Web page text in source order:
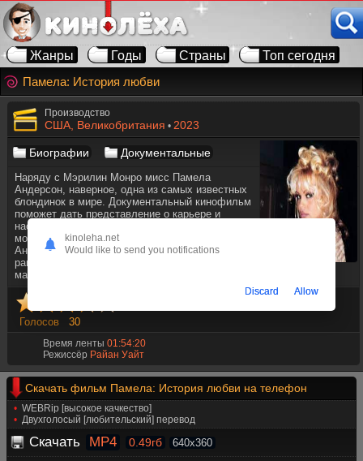
Жанры Годы Страны
Топ сегодня
Памела: История любви
Производство
США, Великобритания • 2023
Биографии Документальные
Наряду с Мэрилин Монро мисс Памела
Андерсон, наверное, одна из самых известных
блондинок в мире. Документальный кинофильм
поможет дать представление о карьере и
насыщенной событиями жизни известной
модели, а также покажет личность Памелы
Андерсон за фасадом. Эта история обогащена
ранее не публиковавшимися архивными
материалами и личными дневниковыми записями.
Голосов 30
Время ленты 01:54:20
Режиссёр Райан Уайт
Скачать фильм Памела: История любви на телефон
WEBRip [высокое качкество]
Двухголосый [любительский] перевод
Скачать MP4 0.49гб 640x360
kinoleha.net
Would like to send you notifications
Discard Allow